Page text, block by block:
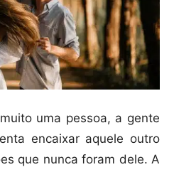
uma pessoa, a gente
encaixar aquele outro
que nunca foram dele. A